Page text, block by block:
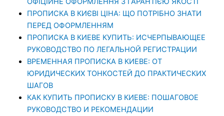
ПРОПИСКА В КИЄВІ ЦІНА: ЩО ПОТРІБНО ЗНАТИ
ПЕРЕД ОФОРМЛЕННЯМ
ПРОПИСКА В КИЕВЕ КУПИТЬ: ИСЧЕРПЫВАЮЩЕЕ
РУКОВОДСТВО ПО ЛЕГАЛЬНОЙ РЕГИСТРАЦИИ
ВРЕМЕННАЯ ПРОПИСКА В КИЕВЕ: ОТ
ЮРИДИЧЕСКИХ ТОНКОСТЕЙ ДО ПРАКТИЧЕСКИХ
ШАГОВ
КАК КУПИТЬ ПРОПИСКУ В КИЕВЕ: ПОШАГОВОЕ
РУКОВОДСТВО И РЕКОМЕНДАЦИИ